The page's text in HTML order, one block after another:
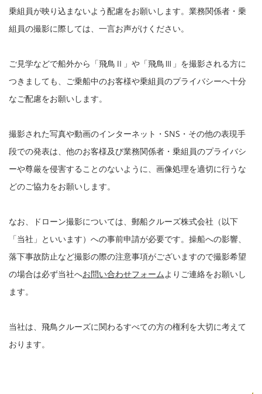
乗組員が映り込まないよう配慮をお願いします。業務関係者・乗
組員の撮影に際しては、一言お声がけください。
ご見学などで船外から「飛鳥Ⅱ」や「飛鳥Ⅲ」を撮影される方に
つきましても、ご乗船中のお客様や乗組員のプライバシーへ十分
なご配慮をお願いします。
撮影された写真や動画のインターネット・SNS・その他の表現手
段での発表は、他のお客様及び業務関係者・乗組員のプライバシ
ーや尊厳を侵害することのないように、画像処理を適切に行うな
どのご協力をお願いします。
なお、ドローン撮影については、郵船クルーズ株式会社（以下
「当社」といいます）への事前申請が必要です。操船への影響、
落下事故防止など撮影の際の注意事項がございますので撮影希望
の場合は必ず当社へお問い合わせフォームよりご連絡をお願いし
ます。
当社は、飛鳥クルーズに関わるすべての方の権利を大切に考えて
おります。